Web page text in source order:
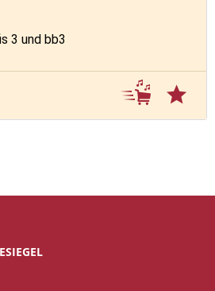
3 und bb3